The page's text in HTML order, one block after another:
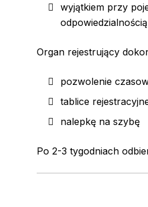
wyjątkiem przy
Organ rejestrujący
pozwolenie
tablice
nalepkę na szybę
Po 2-3 tygodniach